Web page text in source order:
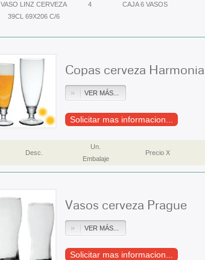
VASO LINZ CERVEZA
39CL 69X206 C/6
4 CAJA 6 VASOS
Copas cerveza Harmonia
VER MÁS...
Solicitar mas informacion...
Desc.
Un.
Embalaje
Precio X
Vasos cerveza Prague
VER MÁS...
Solicitar mas informacion...